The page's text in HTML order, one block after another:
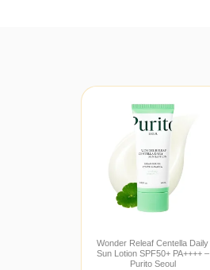
Wonder Releaf Centella Daily
Sun Lotion SPF50+ PA++++ –
Purito Seoul